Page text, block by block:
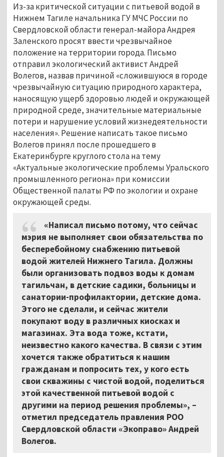
Из-за критической ситуации с питьевой водой в
Нижнем Тагиле начальника ГУ МЧС России по
Свердловской области генерал-майора Андрея
Заленского просят ввести чрезвычайное
положение на территории города. Письмо
отправил экологический активист Андрей
Волегов, назвав причиной «сложившуюся в городе
чрезвычайную ситуацию природного характера,
наносящую ущерб здоровью людей и окружающей
природной среде, значительные материальные
потери и нарушение условий жизнедеятельности
населения». Решение написать такое письмо
Волегов принял после прошедшего в
Екатеринбурге круглого стола на тему
«Актуальные экологические проблемы Уральского
промышленного региона» при комиссии
Общественной палаты РФ по экологии и охране
окружающей среды.
«Написал письмо потому, что сейчас
мэрия не выполняет свои обязательства по
бесперебойному снабжению питьевой
водой жителей Нижнего Тагила. Должны
были организовать подвоз воды к домам
тагильчан, в детские садики, больницы и
санатории-профилактории, детские дома.
Этого не сделали, и сейчас жители
покупают воду в различных киосках и
магазинах. Эта вода тоже, кстати,
неизвестно какого качества. В связи с этим
хочется также обратиться к нашим
гражданам и попросить тех, у кого есть
свои скважины с чистой водой, поделиться
этой качественной питьевой водой с
другими на период решения проблемы», –
отметил председатель правления РОО
Свердловской области «Экоправо» Андрей
Волегов.